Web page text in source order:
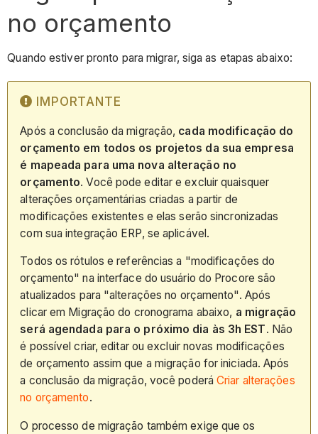
no orçamento
Quando estiver pronto para migrar, siga as etapas abaixo:
IMPORTANTE
Após a conclusão da migração, cada modificação do
orçamento em todos os projetos da sua empresa
é mapeada para uma nova alteração no
orçamento. Você pode editar e excluir quaisquer
alterações orçamentárias criadas a partir de
modificações existentes e elas serão sincronizadas
com sua integração ERP, se aplicável.
Todos os rótulos e referências a "modificações do
orçamento" na interface do usuário do Procore são
atualizados para "alterações no orçamento". Após
clicar em Migração do cronograma abaixo, a migração
será agendada para o próximo dia às 3h EST. Não
é possível criar, editar ou excluir novas modificações
de orçamento assim que a migração for iniciada. Após
a conclusão da migração, você poderáCriar alterações
no orçamento.
O processo de migração também exige que os